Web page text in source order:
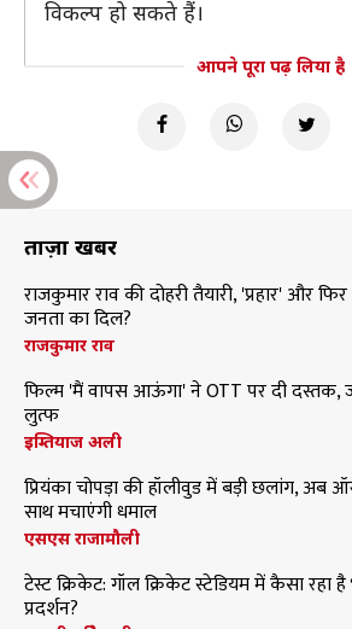
विकल्प हो सकते हैं।
आपने पूरा पढ़ लिया है
ताज़ा खबरें
राजकुमार राव की दोहरी तैयारी, 'प्रहार' और
जनता का दिल?
राजकुमार राव
फिल्म 'मैं वापस आऊंगा' ने OTT पर दी दस्तक,
लुत्फ
इम्तियाज अली
प्रियंका चोपड़ा की हॉलीवुड में बड़ी छलांग, अब
साथ मचाएंगी धमाल
एसएस राजामौली
टेस्ट क्रिकेट: गॉल क्रिकेट स्टेडियम में कैसा रहा
प्रदर्शन?